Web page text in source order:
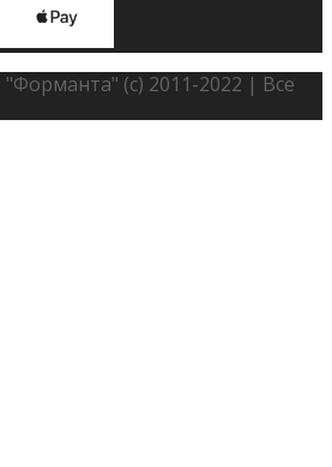
(с) 2011-2022 | Все